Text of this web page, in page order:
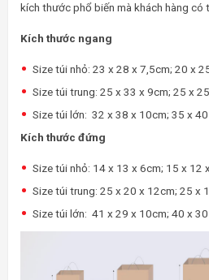
kích thước phổ biến mà khách hàng có
Kích thước ngang
Size túi nhỏ: 23 x 28 x 7,5cm; 20 x
Size túi trung: 25 x 33 x 9cm; 25 x
Size túi lớn: 32 x 38 x 10cm; 35 x 40
Kích thước đứng
Size túi nhỏ: 14 x 13 x 6cm; 15 x 12
Size túi trung: 25 x 20 x 12cm; 25 x
Size túi lớn: 41 x 29 x 10cm; 40 x 30